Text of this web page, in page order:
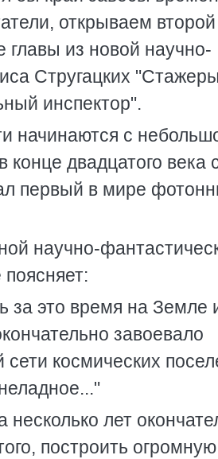
открываем второй
главы из новой научно-
Стругацких
инспектор".
начинаются с
конце двадцатого века
первый в мире
научно-
за это время на Земле
завоевало
сети космических
лет
построить